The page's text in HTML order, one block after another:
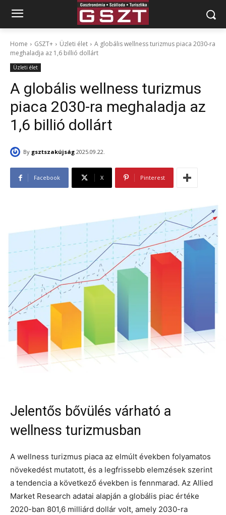
Home GSZT+ Üzleti élet
A globális wellness turizmus piaca 2030-ra
meghaladja az 1,6 billió dollárt
Üzleti élet
A globális wellness turizmus
piaca 2030-ra meghaladja az
1,6 billió dollárt
By gsztszakújság 2025.09.22.
Facebook X Pinterest
Jelentős bővülés várható a
wellness turizmusban
A wellness turizmus piaca az elmúlt években folyamatos
növekedést mutatott, és a legfrissebb elemzések szerint
a tendencia a következő években is fennmarad. Az Allied
Market Research adatai alapján a globális piac értéke
2020-ban 801,6 milliárd dollár volt, amely 2030-ra